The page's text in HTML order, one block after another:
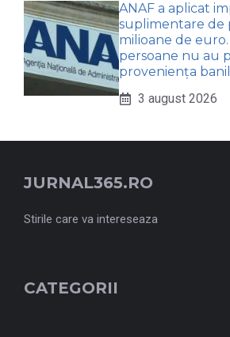
ANAF a aplicat
suplimentare de
milioane de
persoane nu au
proveniența
3 august 2026
JURNAL365.RO
Stirile care va intereseaza
CATEGORII